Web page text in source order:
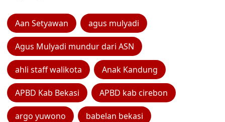
Aan Setyawan agus mulyadi
Agus Mulyadi mundur dari ASN
ahli staff walikota Anak Kandung
APBD Kab Bekasi APBD kab cirebon
argo yuwono babelan bekasi